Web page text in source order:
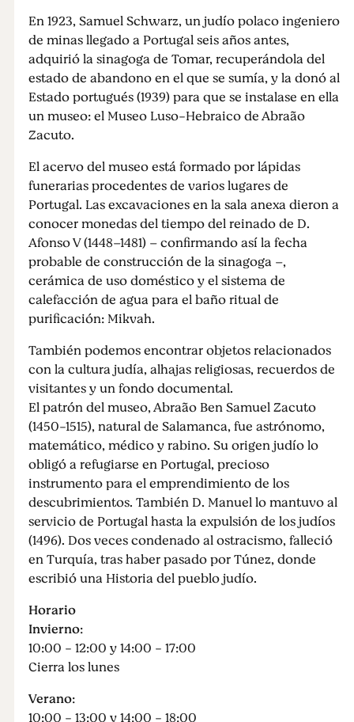
En 1923, Samuel Schwarz, un judío polaco ingeniero
de minas llegado a Portugal seis años antes,
adquirió la sinagoga de Tomar, recuperándola del
estado de abandono en el que se sumía, y la donó al
Estado portugués (1939) para que se instalase en ella
un museo: el Museo Luso-Hebraico de Abraão
Zacuto.
El acervo del museo está formado por lápidas
funerarias procedentes de varios lugares de
Portugal. Las excavaciones en la sala anexa dieron a
conocer monedas del tiempo del reinado de D.
Afonso V (1448–1481) – confirmando así la fecha
probable de construcción de la sinagoga –,
cerámica de uso doméstico y el sistema de
calefacción de agua para el baño ritual de
purificación: Mikvah.
También podemos encontrar objetos relacionados
con la cultura judía, alhajas religiosas, recuerdos de
visitantes y un fondo documental.
El patrón del museo, Abraão Ben Samuel Zacuto
(1450-1515), natural de Salamanca, fue astrónomo,
matemático, médico y rabino. Su origen judío lo
obligó a refugiarse en Portugal, precioso
instrumento para el emprendimiento de los
descubrimientos. También D. Manuel lo mantuvo al
servicio de Portugal hasta la expulsión de los judíos
(1496). Dos veces condenado al ostracismo, falleció
en Turquía, tras haber pasado por Túnez, donde
escribió una Historia del pueblo judío.
Horario
Invierno:
10:00 - 12:00 y 14:00 - 17:00
Cierra los lunes
Verano:
10:00 - 13:00 y 14:00 - 18:00